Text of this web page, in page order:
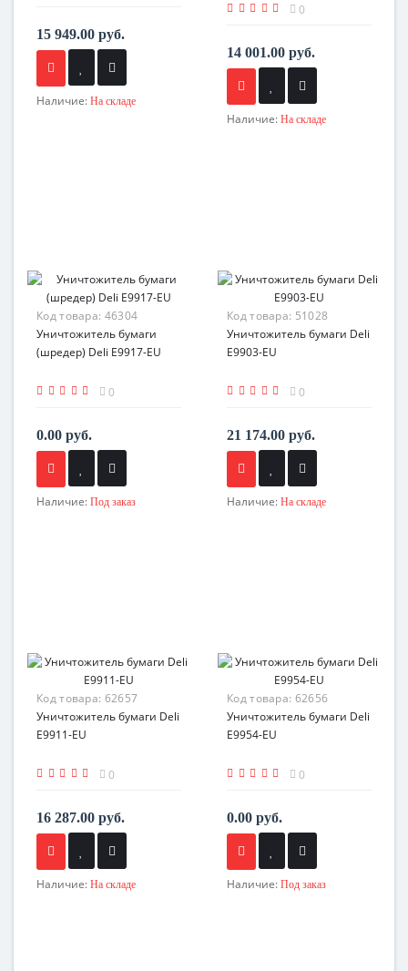
15 949.00 руб.
Наличие: На складе
0
14 001.00 руб.
Наличие: На складе
Код товара: 46304
Уничтожитель бумаги
(шредер) Deli E9917-EU
0
0.00 руб.
Наличие: Под заказ
Код товара: 51028
Уничтожитель бумаги Deli
E9903-EU
0
21 174.00 руб.
Наличие: На складе
Код товара: 62657
Уничтожитель бумаги Deli
E9911-EU
0
16 287.00 руб.
Наличие: На складе
Код товара: 62656
Уничтожитель бумаги Deli
E9954-EU
0
0.00 руб.
Наличие: Под заказ